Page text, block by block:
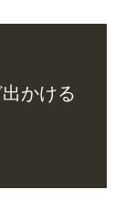
かける